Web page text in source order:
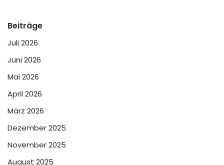
Beiträge
Juli 2026
Juni 2026
Mai 2026
April 2026
März 2026
Dezember 2025
November 2025
August 2025